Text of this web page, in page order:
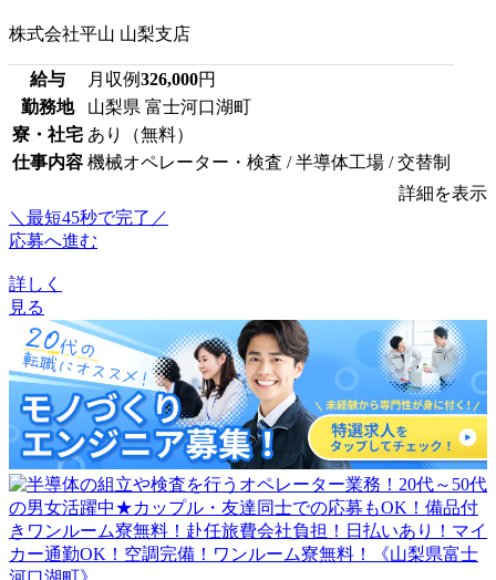
株式会社平山 山梨支店
給与 月収例326,000円
勤務地
山梨県 富士河口湖町
寮・社宅 あり（無料）
仕事内容 機械オペレーター・検査 / 半導体工場 / 交替制
詳細を表示
＼最短45秒で完了／
応募へ進む
詳しく
見る